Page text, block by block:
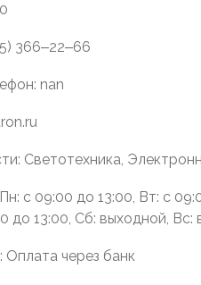
366‒22‒66
nan
Светотехника,
с 09:00 до 13:00, Вт: с
до 13:00, Сб: выходной, Вс:
через банк